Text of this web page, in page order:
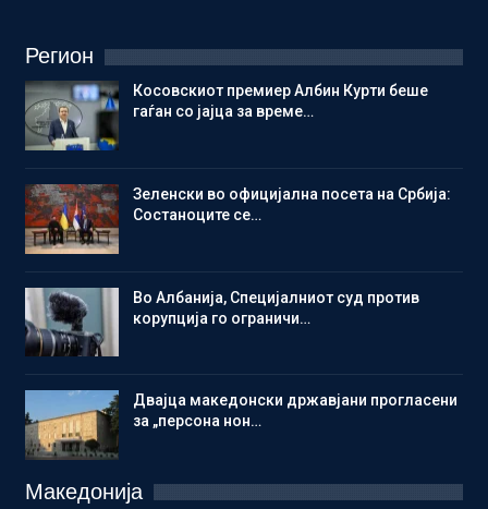
Регион
Косовскиот премиер Албин Курти беше
гаѓан со јајца за време…
Зеленски во официјална посета на Србија:
Состаноците се…
Во Албанија, Специјалниот суд против
корупција го ограничи…
Двајца македонски државјани прогласени
за „персона нон…
Македонија